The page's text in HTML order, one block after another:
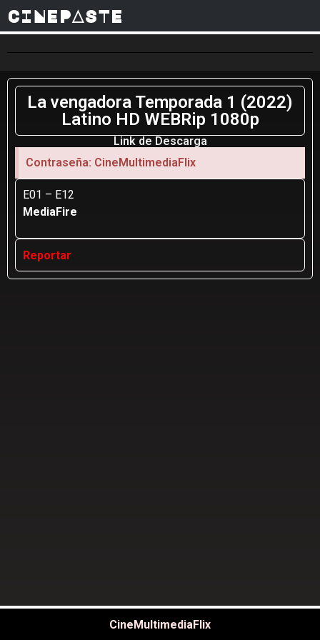
CINEPASTE
La vengadora Temporada 1 (2022)
Latino HD WEBRip 1080p
Link de Descarga
Contraseña: CineMultimediaFlix
E01 – E12
MediaFire
Reportar
CineMultimediaFlix